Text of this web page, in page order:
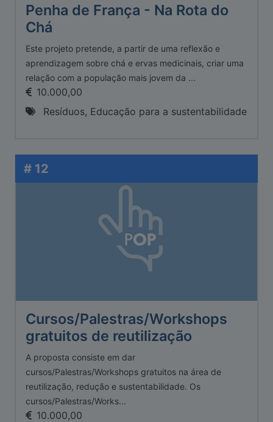
Penha de França - Na Rota do
Chá
Este projeto pretende, a partir de uma reflexão e
aprendizagem sobre chá e ervas medicinais, criar uma
relação com a população mais jovem da ...
10.000,00
Resíduos, Educação para a sustentabilidade
# 12
Cursos/Palestras/Workshops
gratuitos de reutilização
A proposta consiste em dar
cursos/Palestras/Workshops gratuitos na área de
reutilização, redução e sustentabilidade. Os
cursos/Palestras/Works...
10.000,00